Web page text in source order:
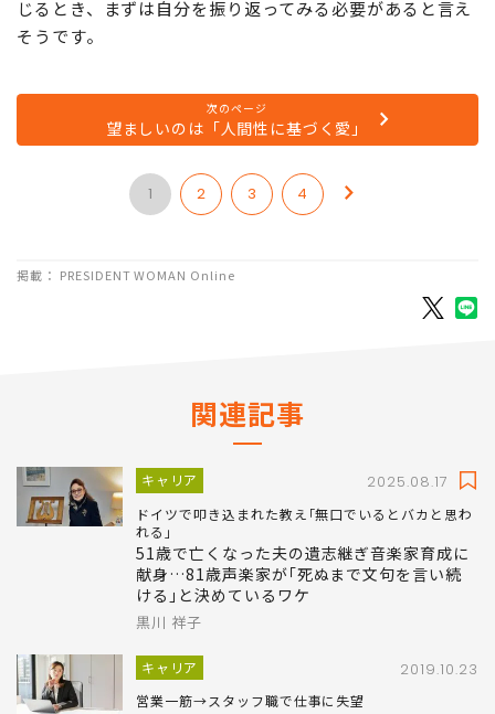
というわけで、自分には素敵な友人や恋人がいないと感
そうです。
次のページ
望ましいのは「人間性に基づく愛」
関連記事
キャリア 2025.08.17
ドイツで叩き込まれた教え｢無口でいるとバカと思わ
れる｣
51歳で亡くなった夫の遺志継ぎ音楽家育成に
ける｣と決めているワケ
黒川 祥子